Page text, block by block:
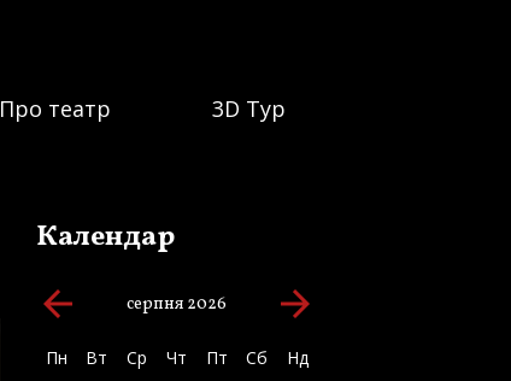
Про театр 3D Тур
Календар
arrow_backward
серпня 2026 arrow_forward
Пн Вт Ср Чт Пт Сб
Нд